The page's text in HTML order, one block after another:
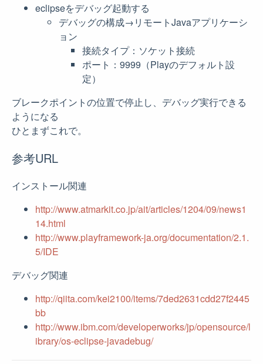
eclipseをデバッグ起動する
デバッグの構成→リモートJavaアプリケーシ
ョン
接続タイプ：ソケット接続
ポート：9999（Playのデフォルト設
定）
ブレークポイントの位置で停止し、デバッグ実行できる
ようになる
ひとまずこれで。
参考URL
インストール関連
http://www.atmarkit.co.jp/ait/articles/1204/09/news1
14.html
http://www.playframework-ja.org/documentation/2.1.
5/IDE
デバッグ関連
http://qiita.com/kei2100/items/7ded2631cdd27f2445
bb
http://www.ibm.com/developerworks/jp/opensource/l
ibrary/os-eclipse-javadebug/